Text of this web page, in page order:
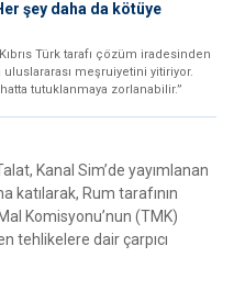
şey daha da kötüye
Türk tarafı çözüm iradesinden
meşruiyetini yitiriyor.
tutuklanmaya zorlanabilir.”
Kanal Sim’de yayımlanan
katılarak, Rum tarafının
Komisyonu’nun (TMK)
tehlikelere dair çarpıcı